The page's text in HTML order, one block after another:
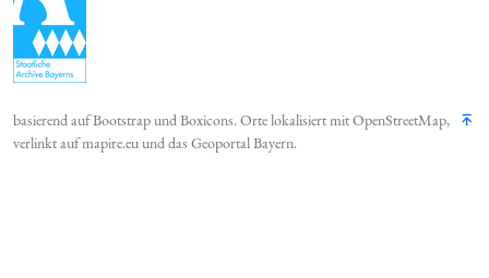
basierend aufBootstrapundBoxicons. Orte lokalisiert mitOpenStreetMap,
verlinkt aufmapire.euund das Geoportal Bayern.